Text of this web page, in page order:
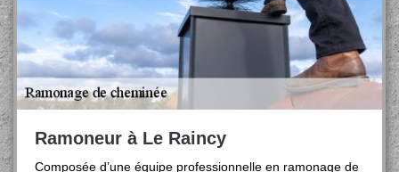
Ramoneur à Le Raincy
Composée d’une équipe professionnelle en ramonage de